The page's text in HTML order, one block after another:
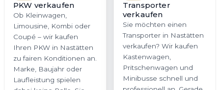
PKW verkaufen
Ob Kleinwagen,
Limousine, Kombi oder
Coupé – wir kaufen
Ihren PKW in Nastätten
zu fairen Konditionen an.
Marke, Baujahr oder
Laufleistung spielen
Transporter
verkaufen
Sie möchten einen
Transporter in Nastätten
verkaufen? Wir kaufen
Kastenwagen,
Pritschenwagen und
Minibusse schnell und